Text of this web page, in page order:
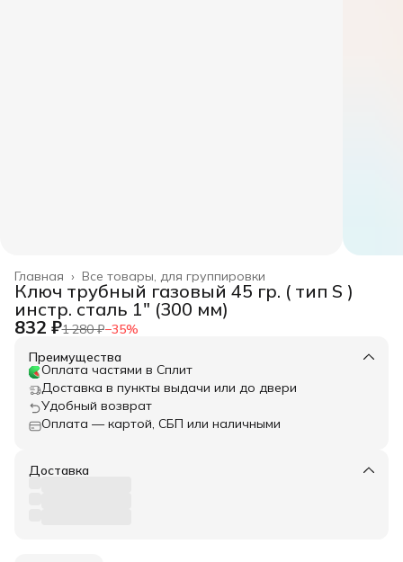
Все товары, для группировки
Главная ›
Ключ трубный газовый 45 гр. ( тип S )
инстр. сталь 1" (300 мм)
832 ₽1 280 ₽−35%
Преимущества
Оплата частями в Сплит
Доставка в пункты выдачи или до двери
Удобный возврат
Оплата — картой, СБП или наличными
Доставка